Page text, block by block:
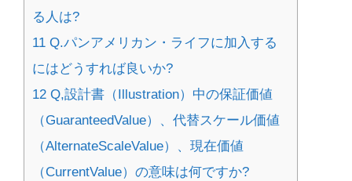
る人は?
11 Q.パンアメリカン・ライフに加入する
にはどうすれば良いか?
12 Q,設計書（Illustration）中の保証価値
（GuaranteedValue）、代替スケール価値
（AlternateScaleValue）、現在価値
（CurrentValue）の意味は何ですか?